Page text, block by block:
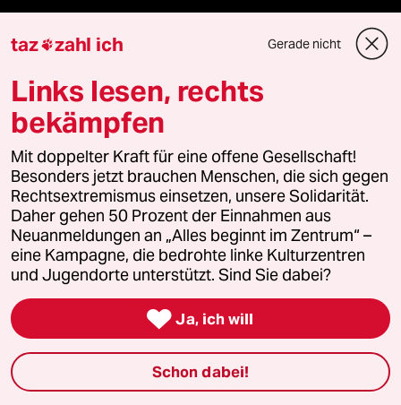
Anzeigen
Fragen & Hilfe
Feedback
Aboservice
ePaper Login
Downloads für Abonnierende
taz zahl ich Gerade nicht
Links lesen, rechts
bekämpfen
Mit doppelter Kraft für eine offene Gesellschaft!
Besonders jetzt brauchen Menschen, die sich gegen
Rechtsextremismus einsetzen, unsere Solidarität.
Daher gehen 50 Prozent der Einnahmen aus
Neuanmeldungen an „Alles beginnt im Zentrum“ –
eine Kampagne, die bedrohte linke Kulturzentren
und Jugendorte unterstützt. Sind Sie dabei?
 Ja, ich will
Schon dabei!